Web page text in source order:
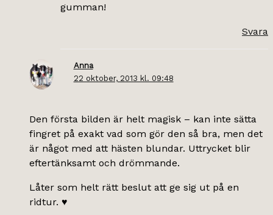
gumman!
Svara
Anna
22 oktober, 2013 kl. 09:48
Den första bilden är helt magisk – kan inte sätta
fingret på exakt vad som gör den så bra, men det
är något med att hästen blundar. Uttrycket blir
eftertänksamt och drömmande.
Låter som helt rätt beslut att ge sig ut på en
ridtur. ♥